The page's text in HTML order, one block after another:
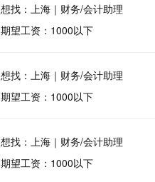
想找：上海｜财务/会计助理
期望工资：1000以下
想找：上海｜财务/会计助理
期望工资：1000以下
想找：上海｜财务/会计助理
期望工资：1000以下